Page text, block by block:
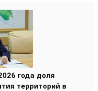
года доля
территорий в